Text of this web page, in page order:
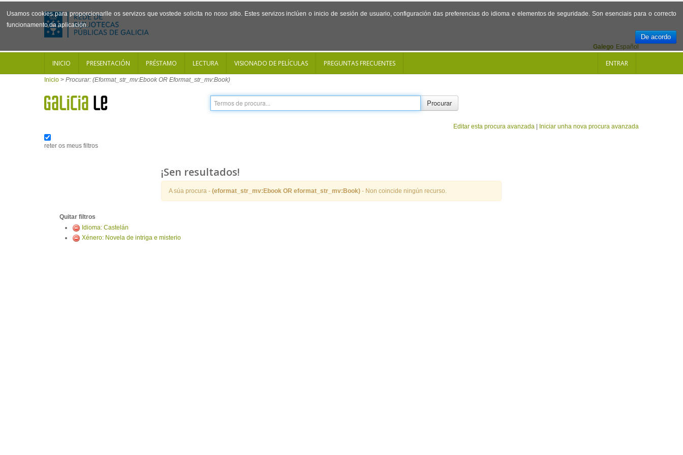
Usamos cookies para proporcionarlle os servizos que vostede solicita no noso sitio. Estes servizos inclúen o inicio de sesión de usuario, configuración das preferencias do idioma e elementos de seguridade. Son esenciais para o correcto
funcionamento da aplicación.
De acordo
Español
Galego
INICIO PRESENTACIÓN PRÉSTAMO LECTURA VISIONADO DE PELÍCULAS PREGUNTAS FRECUENTES ENTRAR
Inicio > Procurar: (Eformat_str_mv:Ebook OR Eformat_str_mv:Book)
Procurar
Editar esta procura avanzada Iniciar unha nova procura avanzada
reter os meus filtros
¡Sen resultados!
A súa procura - (eformat_str_mv:Ebook OR eformat_str_mv:Book) - Non coincide ningún recurso.
Quitar filtros
Idioma: Castelán
Xénero: Novela de intriga e misterio